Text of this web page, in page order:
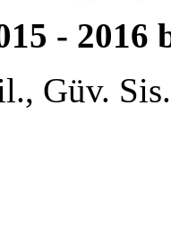
- 2016
Güv.